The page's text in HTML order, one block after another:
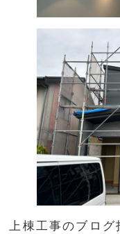
上棟工事のブログ